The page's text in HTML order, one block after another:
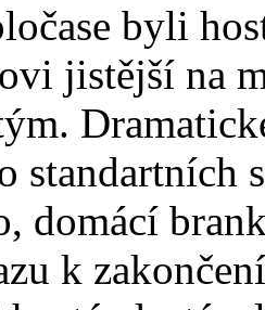
byli
jistější na
standartních
domácí
k